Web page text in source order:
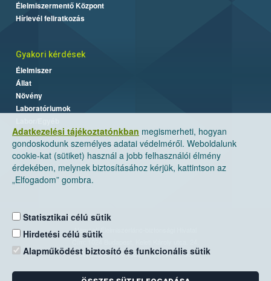
Adatkezelési tájékoztatónkban megismerheti, hogyan
gondoskodunk személyes adatai védelméről. Weboldalunk
cookie-kat (sütiket) használ a jobb felhasználói élmény
érdekében, melynek biztosításához kérjük, kattintson az
„Elfogadom” gombra.
Statisztikai célú sütik
Hirdetési célú sütik
Alapműködést biztosító és funkcionális sütik
Élelmiszermentő Központ
Hírlevél feliratkozás
Gyakori kérdések
Élelmiszer
Állat
Növény
Laboratóriumok
Nemzeti Élelmiszerlánc-biztonsági Hivatal
Levelezési cím: 1525 Budapest. Pf. 30.